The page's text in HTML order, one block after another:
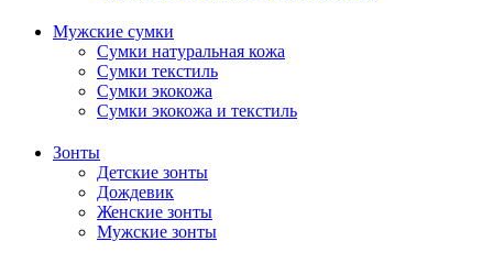
Мужские сумки
Сумки натуральная кожа
Сумки текстиль
Сумки экокожа
Сумки экокожа и текстиль
Зонты
Детские зонты
Дождевик
Женские зонты
Мужские зонты